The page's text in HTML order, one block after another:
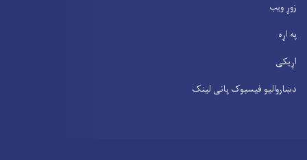
زوړ ویب
په اړه
اړیکی
دښاروالیو فیسبوک پانی لینک